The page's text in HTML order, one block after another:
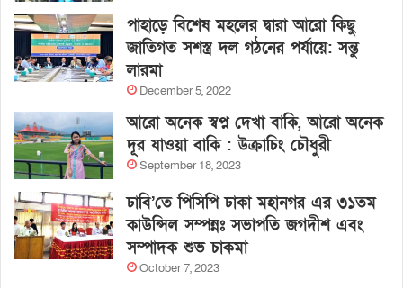
পাহাড়ে বিশেষ মহলের দ্বারা আরো কিছু
জাতিগত সশস্ত্র দল গঠনের পর্যায়ে: সন্তু
লারমা
December 5, 2022
আরো অনেক স্বপ্ন দেখা বাকি, আরো অনেক
দূর যাওয়া বাকি : উক্রাচিং চৌধুরী
September 18, 2023
ঢাবি’তে পিসিপি ঢাকা মহানগর এর ৩১তম
কাউন্সিল সম্পন্নঃ সভাপতি জগদীশ এবং
সম্পাদক শুভ চাকমা
October 7, 2023